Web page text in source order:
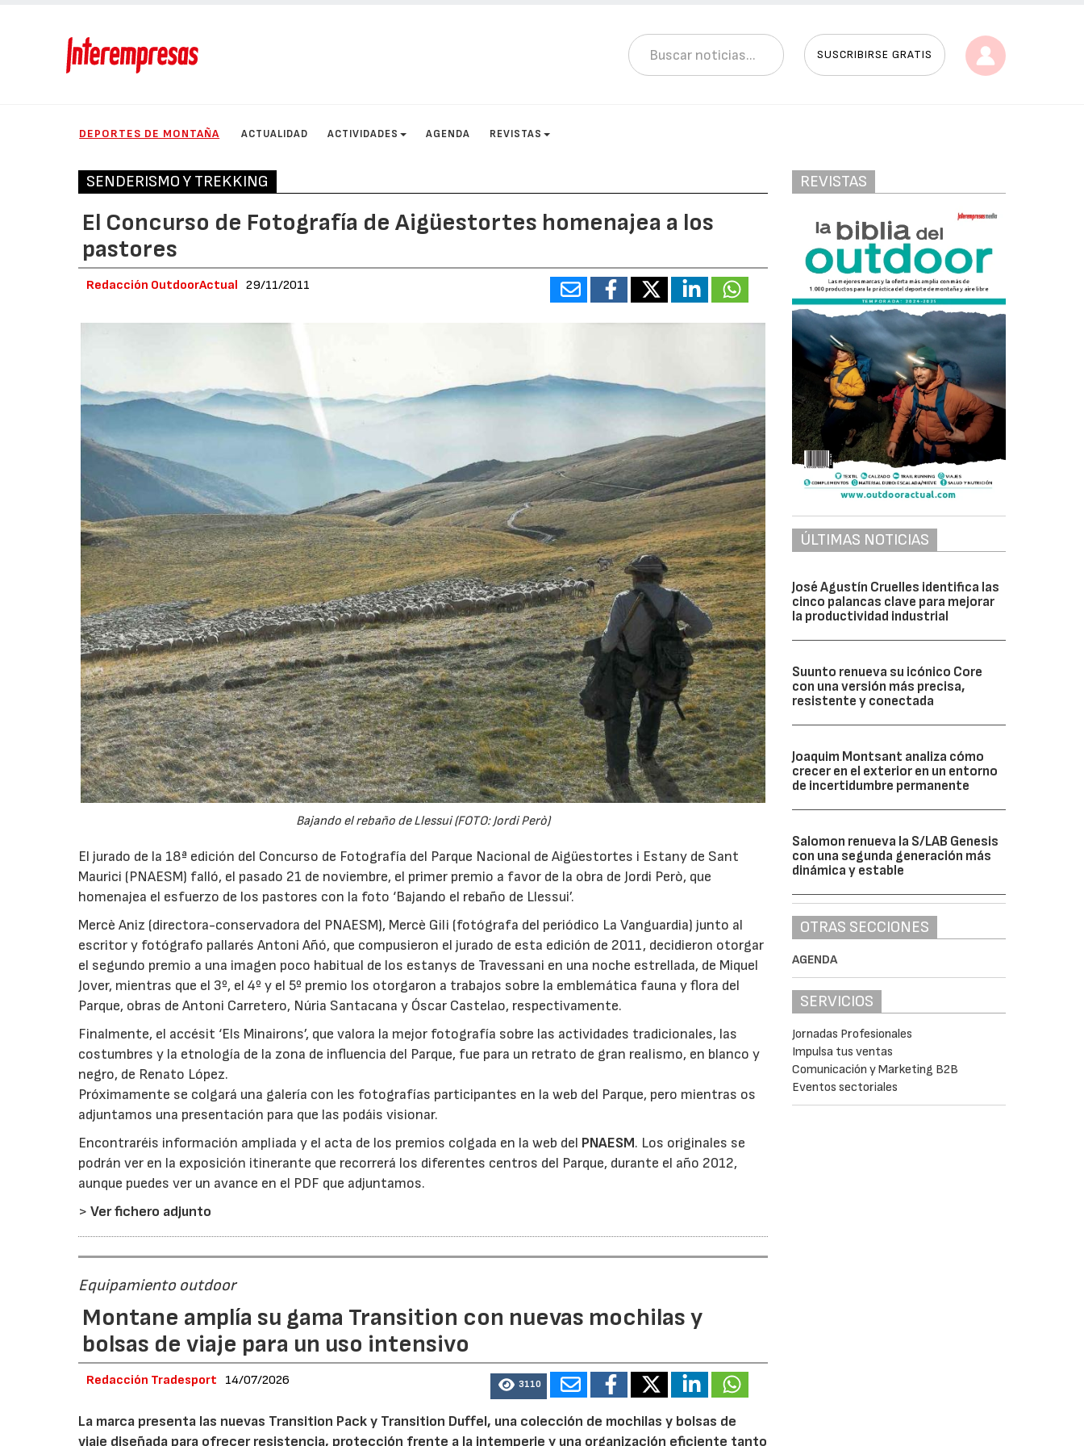
SUSCRIBIRSE GRATIS
DEPORTES DE MONTAÑA ACTUALIDAD ACTIVIDADES AGENDA REVISTAS
SENDERISMO Y TREKKING
El Concurso de Fotografía de Aigüestortes homenajea a los
pastores
Redacción OutdoorActual 29/11/2011
Bajando el rebaño de Llessui (FOTO: Jordi Però)
El jurado de la 18ª edición del Concurso de Fotografía del Parque Nacional de Aigüestortes i Estany de Sant
Maurici (PNAESM) falló, el pasado 21 de noviembre, el primer premio a favor de la obra de Jordi Però, que
homenajea el esfuerzo de los pastores con la foto ‘Bajando el rebaño de Llessui’.
Mercè Aniz (directora-conservadora del PNAESM), Mercè Gili (fotógrafa del periódico La Vanguardia) junto al
escritor y fotógrafo pallarés Antoni Añó, que compusieron el jurado de esta edición de 2011, decidieron otorgar
el segundo premio a una imagen poco habitual de los estanys de Travessani en una noche estrellada, de Miquel
Jover, mientras que el 3º, el 4º y el 5º premio los otorgaron a trabajos sobre la emblemática fauna y flora del
Parque, obras de Antoni Carretero, Núria Santacana y Óscar Castelao, respectivamente.
Finalmente, el accésit ‘Els Minairons’, que valora la mejor fotografía sobre las actividades tradicionales, las
costumbres y la etnología de la zona de influencia del Parque, fue para un retrato de gran realismo, en blanco y
negro, de Renato López.
Próximamente se colgará una galería con les fotografías participantes en la web del Parque, pero mientras os
adjuntamos una presentación para que las podáis visionar.
Encontraréis información ampliada y el acta de los premios colgada en la web del PNAESM. Los originales se
podrán ver en la exposición itinerante que recorrerá los diferentes centros del Parque, durante el año 2012,
aunque puedes ver un avance en el PDF que adjuntamos.
>Ver fichero adjunto
Equipamiento outdoor
Montane amplía su gama Transition con nuevas mochilas y
bolsas de viaje para un uso intensivo
Redacción Tradesport 14/07/2026 3110
La marca presenta las nuevas Transition Pack y Transition Duffel, una colección de mochilas y bolsas de
viaje diseñada para ofrecer resistencia, protección frente a la intemperie y una organización eficiente tanto
REVISTAS
ÚLTIMAS NOTICIAS
José Agustín Cruelles identifica las
cinco palancas clave para mejorar
la productividad industrial
Suunto renueva su icónico Core
con una versión más precisa,
resistente y conectada
Joaquim Montsant analiza cómo
crecer en el exterior en un entorno
de incertidumbre permanente
Salomon renueva la S/LAB Genesis
con una segunda generación más
dinámica y estable
OTRAS SECCIONES
AGENDA
SERVICIOS
Jornadas Profesionales
Impulsa tus ventas
Comunicación y Marketing B2B
Eventos sectoriales